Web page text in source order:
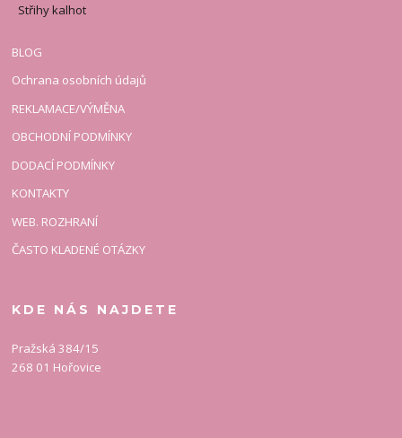
Střihy kalhot
BLOG
Ochrana osobních údajů
REKLAMACE/VÝMĚNA
OBCHODNÍ PODMÍNKY
DODACÍ PODMÍNKY
KONTAKTY
WEB. ROZHRANÍ
ČASTO KLADENÉ OTÁZKY
KDE NÁS NAJDETE
Pražská 384/15
268 01 Hořovice